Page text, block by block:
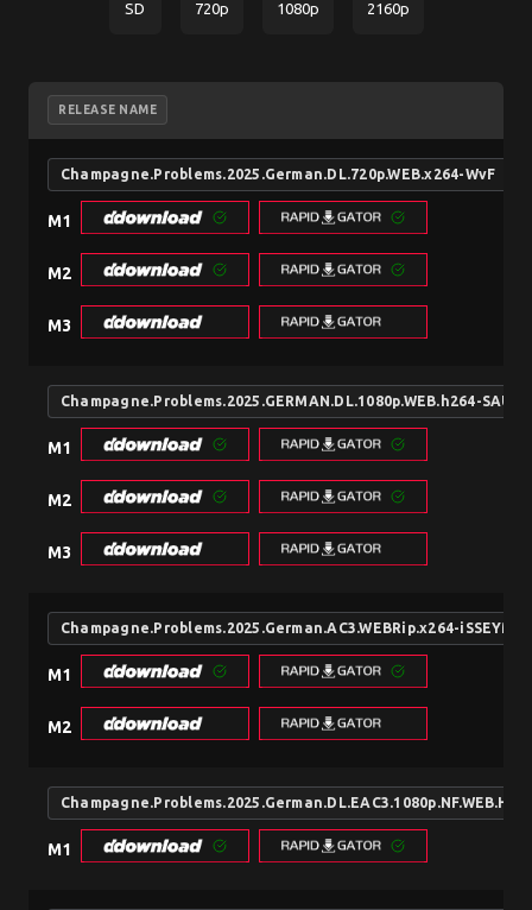
SD 720p 1080p 2160p
RELEASE NAME
Champagne.Problems.2025.German.DL.720p.WEB.x264-WvF
M1
M2
M3
Champagne.Problems.2025.GERMAN.DL.1080p.WEB.h264-
M1
M2
M3
Champagne.Problems.2025.German.AC3.WEBRip.x264-
M1
M2
M1